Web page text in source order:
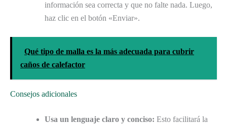
información sea correcta y que no falte nada. Luego,
haz clic en el botón «Enviar».
Qué tipo de malla es la más adecuada para cubrir
caños de calefactor
Consejos adicionales
Usa un lenguaje claro y conciso: Esto facilitará la